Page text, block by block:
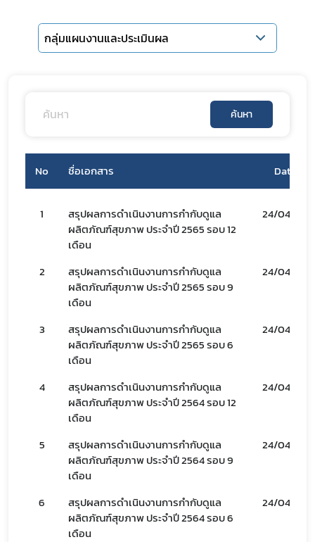
กลุ่มแผนงานและประเมินผล
ค้นหา
No ชื่อเอกสาร Date
1
สรุปผลการดำเนินงานการกำกับดูแล
ผลิตภัณฑ์สุขภาพ ประจำปี 2565 รอบ 12
เดือน
24/04/66
2
สรุปผลการดำเนินงานการกำกับดูแล
ผลิตภัณฑ์สุขภาพ ประจำปี 2565 รอบ 9
เดือน
24/04/66
3
สรุปผลการดำเนินงานการกำกับดูแล
ผลิตภัณฑ์สุขภาพ ประจำปี 2565 รอบ 6
เดือน
24/04/66
4
สรุปผลการดำเนินงานการกำกับดูแล
ผลิตภัณฑ์สุขภาพ ประจำปี 2564 รอบ 12
เดือน
24/04/66
5
สรุปผลการดำเนินงานการกำกับดูแล
ผลิตภัณฑ์สุขภาพ ประจำปี 2564 รอบ 9
เดือน
24/04/66
6
สรุปผลการดำเนินงานการกำกับดูแล
ผลิตภัณฑ์สุขภาพ ประจำปี 2564 รอบ 6
เดือน
24/04/66
เลือกหัวข้อที่ท่านต้องการ Subscribe